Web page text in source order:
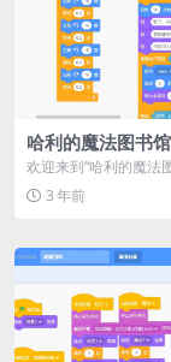
哈利的魔法图书馆
欢迎来到“哈利的魔法
与奇幻色彩的游戏，让
3 年前